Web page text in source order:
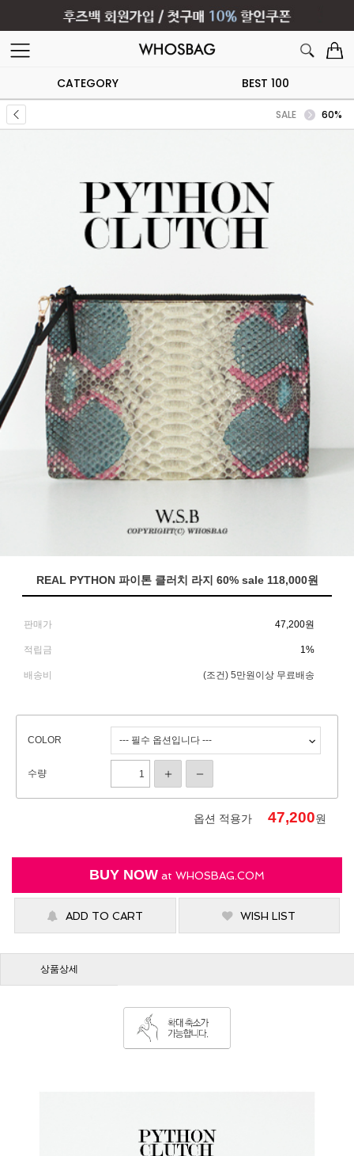
CATEGORY BEST 100
SALE 60%
REAL PYTHON 파이톤 클러치 라지 60% sale 118,000원
판매가 47,200원
적립금 1%
배송비 (조건) 5만원이상 무료배송
COLOR
수량
옵션 적용가 47,200원
BUY NOW at WHOSBAG.COM
ADD TO CART WISH LIST
상품상세